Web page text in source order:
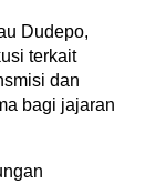
Dudepo,
terkait
dan
bagi jajaran